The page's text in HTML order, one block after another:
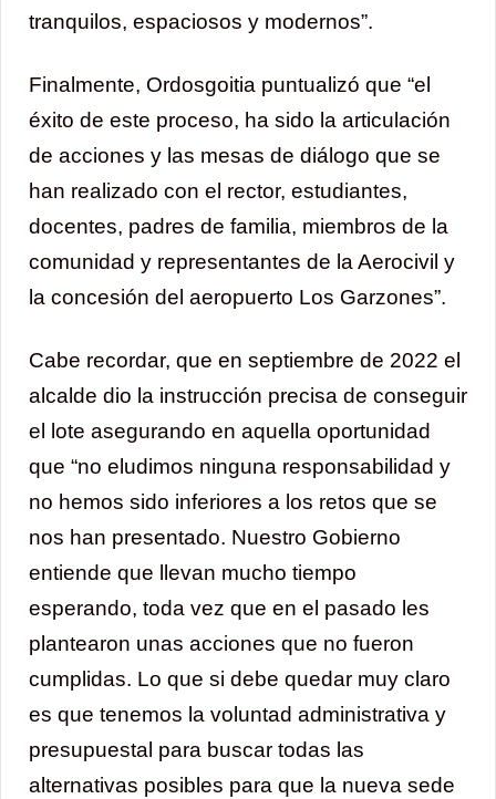
tranquilos, espaciosos y modernos”.
Finalmente, Ordosgoitia puntualizó que “el
éxito de este proceso, ha sido la articulación
de acciones y las mesas de diálogo que se
han realizado con el rector, estudiantes,
docentes, padres de familia, miembros de la
comunidad y representantes de la Aerocivil y
la concesión del aeropuerto Los Garzones”.
Cabe recordar, que en septiembre de 2022 el
alcalde dio la instrucción precisa de conseguir
el lote asegurando en aquella oportunidad
que “no eludimos ninguna responsabilidad y
no hemos sido inferiores a los retos que se
nos han presentado. Nuestro Gobierno
entiende que llevan mucho tiempo
esperando, toda vez que en el pasado les
plantearon unas acciones que no fueron
cumplidas. Lo que si debe quedar muy claro
es que tenemos la voluntad administrativa y
presupuestal para buscar todas las
alternativas posibles para que la nueva sede